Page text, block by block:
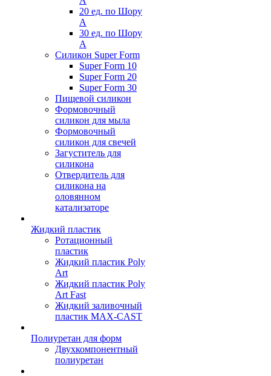
20 ед. по Шору
А
30 ед. по Шору
А
Силикон Super Form
Super Form 10
Super Form 20
Super Form 30
Пищевой силикон
Формовочный
силикон для мыла
Формовочный
силикон для свечей
Загуститель для
силикона
Отвердитель для
силикона на
оловянном
катализаторе
Жидкий пластик
Ротационный
пластик
Жидкий пластик Poly
Art
Жидкий пластик Poly
Art Fast
Жидкий заливочный
пластик MAX-CAST
Полиуретан для форм
Двухкомпонентный
полиуретан